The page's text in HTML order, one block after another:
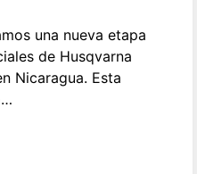
una nueva etapa
de Husqvarna
Nicaragua. Esta